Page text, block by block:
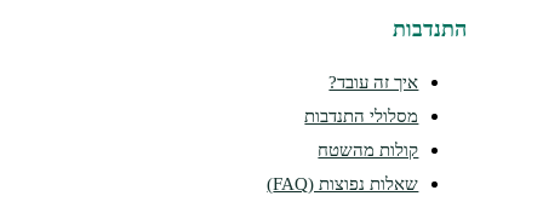
איך זה עובד?
מסלולי התנדבות
קולות מהשטח
שאלות נפוצות (FAQ)